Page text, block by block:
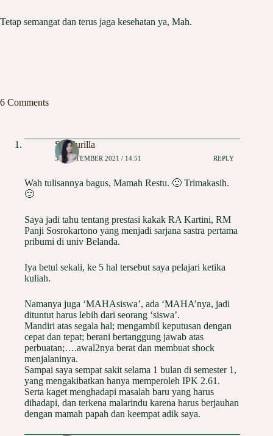
Tetap semangat dan terus jaga kesehatan ya, Mah.
6 Comments
Sri Nurilla
30 SEPTEMBER 2021 / 14:51 REPLY
Wah tulisannya bagus, Mamah Restu. 🙂 Trimakasih.
🙂
Saya jadi tahu tentang prestasi kakak RA Kartini, RM
Panji Sosrokartono yang menjadi sarjana sastra pertama
pribumi di univ Belanda.
Iya betul sekali, ke 5 hal tersebut saya pelajari ketika
kuliah.
Namanya juga ‘MAHAsiswa’, ada ‘MAHA’nya, jadi
dituntut harus lebih dari seorang ‘siswa’.
Mandiri atas segala hal; mengambil keputusan dengan
cepat dan tepat; berani bertanggung jawab atas
perbuatan;….awal2nya berat dan membuat shock
menjalaninya.
Sampai saya sempat sakit selama 1 bulan di semester 1,
yang mengakibatkan hanya memperoleh IPK 2.61.
Serta kaget menghadapi masalah baru yang harus
dihadapi, dan terkena malarindu karena harus berjauhan
dengan mamah papah dan keempat adik saya.